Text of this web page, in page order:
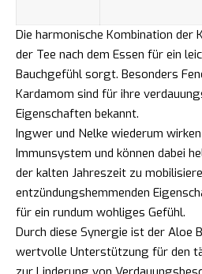
Die harmonische Kombination der
der Tee nach dem Essen für ein
Bauchgefühl sorgt. Besonders
Kardamom sind für ihre
Eigenschaften bekannt.
Ingwer und Nelke wiederum
Immunsystem und können dabei
der kalten Jahreszeit zu
entzündungshemmenden
für ein rundum wohliges Gefühl.
Durch diese Synergie ist der Aloe
wertvolle Unterstützung für den